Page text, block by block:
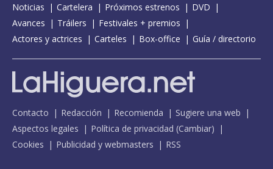
Noticias Cartelera Próximos estrenos
DVD
Avances
Tráilers
Festivales + premios
Actores y actrices
Carteles Box-office Guía / directorio
Contacto Redacción Recomienda
Sugiere una web
Aspectos legales
Política de privacidad (Cambiar)
Cookies
Publicidad y webmasters RSS